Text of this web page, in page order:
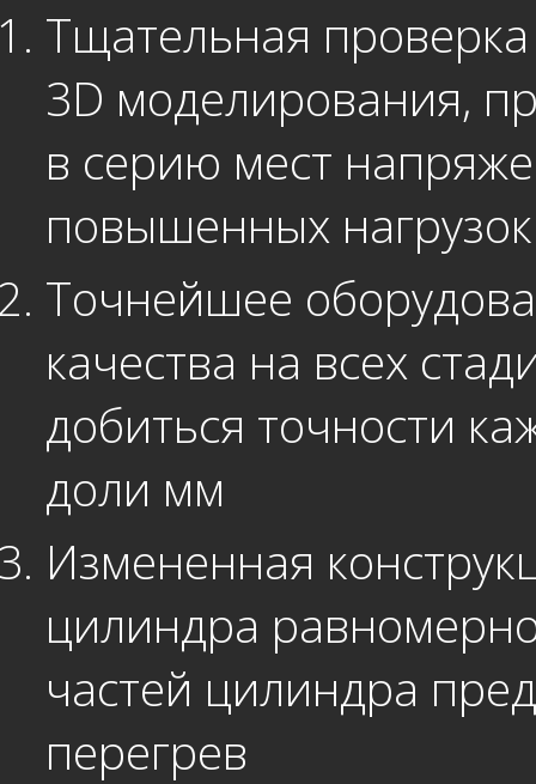
Тщательная
3D моделирования,
в серию мест
повышенных
Точнейшее
качества на всех
добиться точности
доли мм
Измененная
цилиндра
частей цилиндра
перегрев